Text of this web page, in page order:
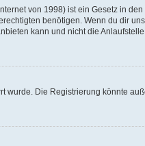
von 1998) ist ein Gesetz in
benötigen. Wenn du dir
kann und nicht die
Die Registrierung könnte